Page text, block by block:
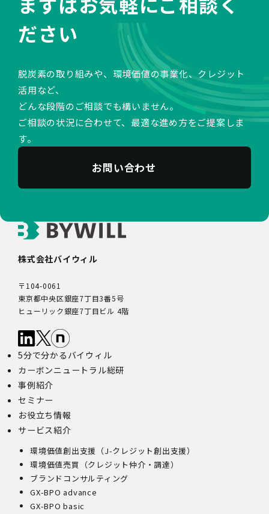
ださい
脱炭素の取り組みや、環境価値の事業化、クレジット
活用など、
どんな段階のご相談でも構いません。
ご相談の状況に合わせて、最適な進め方をご提案しま
す。
お問い合わせ
株式会社バイウィル
〒104-0061
東京都中央区銀座7丁目3番5号
ヒューリック銀座7丁目ビル 4階
5分で分かるバイウィル
カーボンニュートラル総研
事例紹介
セミナー
お役立ち情報
サービス紹介
環境価値創出支援（J-クレジット創出支援）
環境価値売買（クレジット仲介・調達）
ブランドコンサルティング
GX-BPO advance
GX-BPO basic